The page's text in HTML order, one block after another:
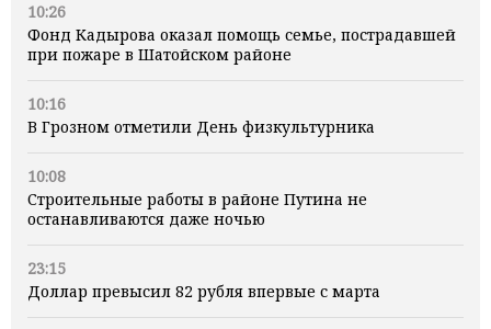
10:26
Фонд Кадырова оказал помощь семье, пострадавшей
при пожаре в Шатойском районе
10:16
В Грозном отметили День физкультурника
10:08
Строительные работы в районе Путина не
останавливаются даже ночью
23:15
Доллар превысил 82 рубля впервые с марта